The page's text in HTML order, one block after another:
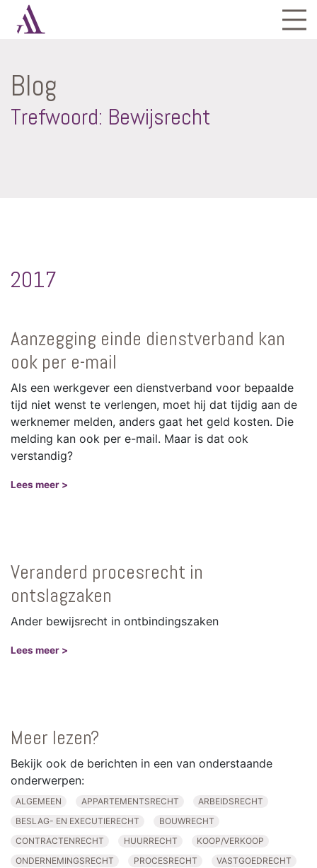
Blog
Trefwoord: Bewijsrecht
2017
Aanzegging einde dienstverband kan
ook per e-mail
Als een werkgever een dienstverband voor bepaalde
tijd niet wenst te verlengen, moet hij dat tijdig aan de
werknemer melden, anders gaat het geld kosten. Die
melding kan ook per e-mail. Maar is dat ook
verstandig?
Lees meer >
Veranderd procesrecht in
ontslagzaken
Ander bewijsrecht in ontbindingszaken
Lees meer >
Meer lezen?
Bekijk ook de berichten in een van onderstaande
onderwerpen:
ALGEMEEN APPARTEMENTSRECHT
ARBEIDSRECHT
BESLAG- EN EXECUTIERECHT
BOUWRECHT
CONTRACTENRECHT
HUURRECHT
KOOP/VERKOOP
ONDERNEMINGSRECHT
PROCESRECHT
VASTGOEDRECHT